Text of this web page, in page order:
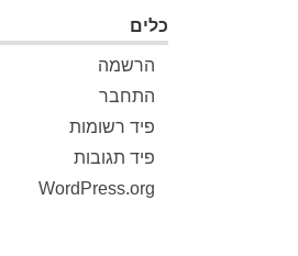
כלים
הרשמה
התחבר
פיד רשומות
פיד תגובות
WordPress.org